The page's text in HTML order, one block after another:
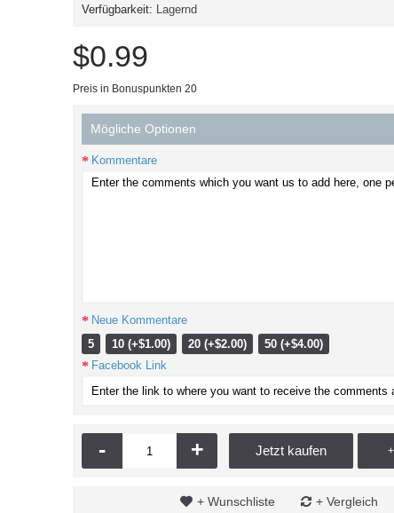
Verfügbarkeit: Lagernd
$0.99
Preis in Bonuspunkten 20
Mögliche Optionen
Kommentare
Neue Kommentare
5
10 (+$1.00) 20 (+$2.00)
50 (+$4.00)
Facebook Link
- + Jetzt kaufen
+ Wunschliste + Vergleich